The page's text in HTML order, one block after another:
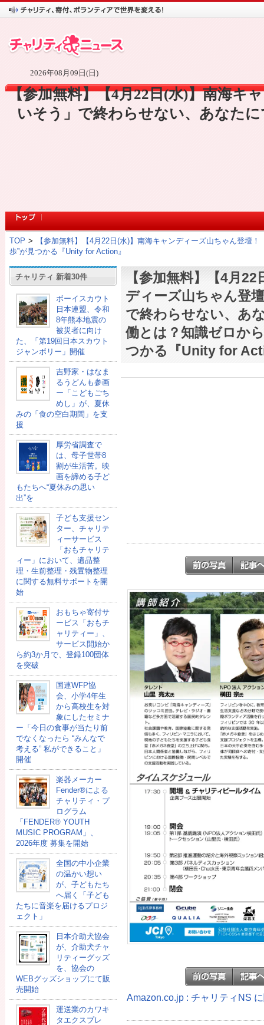
2026年08月09日(日)
【参加無料】【4月22日(水)】南海キ
いそう」で終わらせない、あなた
TOP >
【参加無料】【4月22日(水)】南海キャンディーズ山ちゃん登壇
歩”が見つかる『Unity for Action』
チャリティ 新着30件
ボーイスカウト
日本連盟、令和
8年熊本地震の
被災者に向け
た、「第19回日本スカウト
ジャンボリー」開催
吉野家・はなま
るうどんも参画
ー「こどもごち
めし」が、夏休
みの「食の空白期間」を支
援
厚労省調査で
は、母子世帯8
割が生活苦。映
画を諦める子ど
もたちへ“夏休みの思い
出”を
子ども支援セン
ター、チャリテ
ィーサービス
「おもチャリテ
ィー」において、遺品整
理・生前整理・残置物整理
に関する無料サポートを開
始
おもちゃ寄付サ
ービス「おもチ
ャリティー」、
サービス開始か
ら約3か月で、登録100団体
を突破
国連WFP協
会、小学4年生
から高校生を対
象にしたセミナ
ー「今日の食事が当たり前
でなくなったら “みんなで
考える” 私ができること」
開催
楽器メーカー
Fender®による
チャリティ・プ
ログラム
「FENDER®︎ YOUTH
MUSIC PROGRAM」、
2026年度 募集を開始
全国の中小企業
の温かい想い
が、子どもたち
へ届く「子ども
たちに音楽を届けるプロジ
ェクト」
日本介助犬協会
が、介助犬チャ
リティーグッズ
を、協会の
WEBグッズショップにて販
売開始
運送業のカワキ
タエクスプレ
【参加無料】【4月
ディーズ山ちゃん登
で終わらせない、あ
働とは？知識ゼロか
つかる『Unity for
Amazon.co.jp : チャリティNS